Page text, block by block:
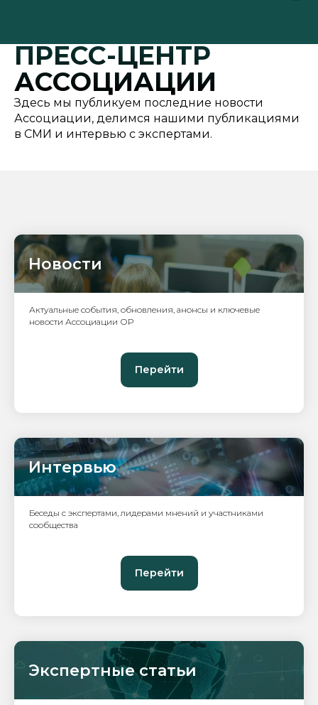
ПРЕСС-ЦЕНТР
АССОЦИАЦИИ
Здесь мы публикуем последние новости
Ассоциации, делимся нашими публикациями
в СМИ и интервью с экспертами.
Новости
Актуальные события, обновления, анонсы и ключевые
новости Ассоциации ОР
Перейти
Интервью
Беседы с экспертами, лидерами мнений и участниками
сообщества
Перейти
Экспертные статьи